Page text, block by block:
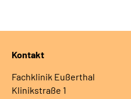
Kontakt
Fachklinik Eußerthal
Klinikstraße 1